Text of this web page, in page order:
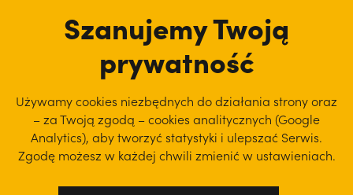
Szanujemy Twoją
prywatność
Używamy cookies niezbędnych do działania strony oraz
– za Twoją zgodą – cookies analitycznych (Google
Analytics), abytworzyć statystyki i ulepszać Serwis.
Zgodę możesz w każdej chwili zmienić w ustawieniach.